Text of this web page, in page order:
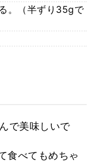
。（半ずり35gで
で美味しいで
食べてもめちゃ